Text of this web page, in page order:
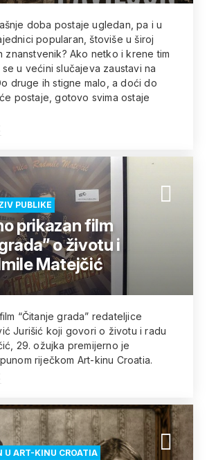
doba postaje ugledan, pa i u
popularan, štoviše u široj
znanstvenik? Ako netko i krene tim
u većini slučajeva zaustavi na
druge ih stigne malo, a doći do
postaje, gotovo svima ostaje
PUBLIKE
prikazan film
o životu i
Matejčić
“Čitanje grada” redateljice
Jurišić koji govori o životu i radu
29. ožujka premijerno je
riječkom Art-kinu Croatia.
U ART-KINU CROATIA